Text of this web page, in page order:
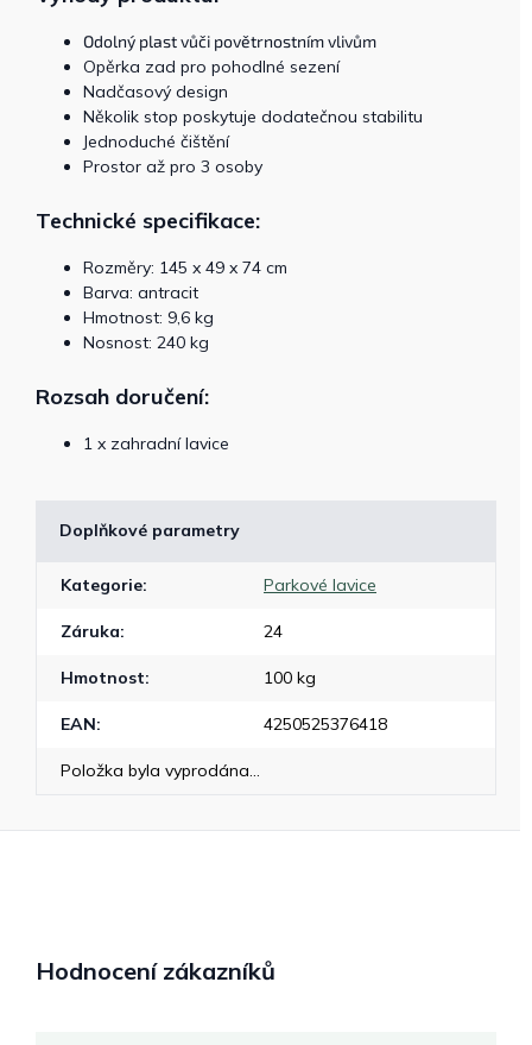
Odolný plast vůči povětrnostním vlivům
Opěrka zad pro pohodlné sezení
Nadčasový design
Několik stop poskytuje dodatečnou stabilitu
Jednoduché čištění
Prostor až pro 3 osoby
Technické specifikace:
Rozměry: 145 x 49 x 74 cm
Barva: antracit
Hmotnost: 9,6 kg
Nosnost: 240 kg
Rozsah doručení:
1 x zahradní lavice
Doplňkové parametry
Kategorie: Parkové lavice
Záruka: 24
Hmotnost: 100 kg
EAN: 4250525376418
Položka byla vyprodána…
Hodnocení zákazníků